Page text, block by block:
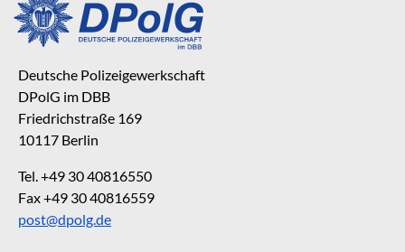
Deutsche Polizeigewerkschaft
DPolG im DBB
Friedrichstraße 169
10117 Berlin
Tel. +49 30 40816550
Fax +49 30 40816559
post@dpolg.de